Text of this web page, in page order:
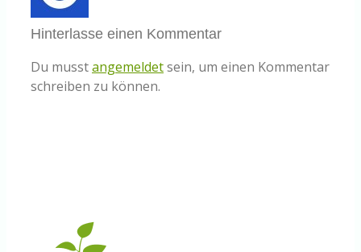
Hinterlasse einen Kommentar
Du musstangemeldetsein, um einen Kommentar
schreiben zu können.